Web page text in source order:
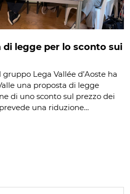
di legge per lo sconto sui
Lega Vallée d’Aoste ha
una proposta di legge
di uno sconto sul prezzo dei
una riduzione…